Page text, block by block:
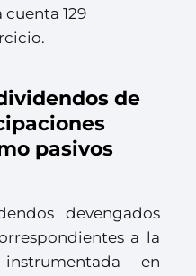
129
de
pasivos
devengados
a la
en